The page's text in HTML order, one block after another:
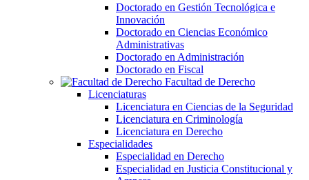
Doctorado en Gestión Tecnológica e
Innovación
Doctorado en Ciencias Económico
Administrativas
Doctorado en Administración
Doctorado en Fiscal
Facultad de Derecho
Licenciaturas
Licenciatura en Ciencias de la Seguridad
Licenciatura en Criminología
Licenciatura en Derecho
Especialidades
Especialidad en Derecho
Especialidad en Justicia Constitucional y